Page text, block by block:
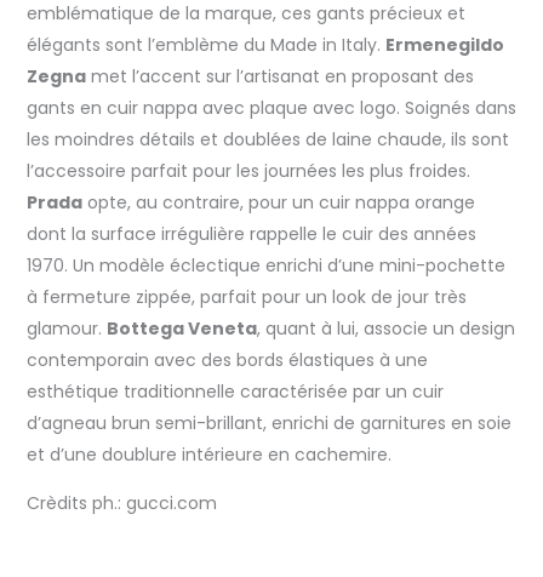
emblématique de la marque, ces gants précieux et
élégants sont l’emblème du Made in Italy. Ermenegildo
Zegnamet l’accent sur l’artisanat en proposant des
gants en cuir nappa avec plaque avec logo. Soignés dans
les moindres détails et doublées de laine chaude, ils sont
l’accessoire parfait pour les journées les plus froides.
Pradaopte, au contraire, pour un cuir nappa orange
dont la surface irrégulière rappelle le cuir des années
1970. Un modèle éclectique enrichi d’une mini-pochette
à fermeture zippée, parfait pour un look de jour très
glamour. Bottega Veneta, quant à lui, associe un design
contemporain avec des bords élastiques à une
esthétique traditionnelle caractérisée par un cuir
d’agneau brun semi-brillant, enrichi de garnitures en soie
et d’une doublure intérieure en cachemire.
Crèdits ph.: gucci.com